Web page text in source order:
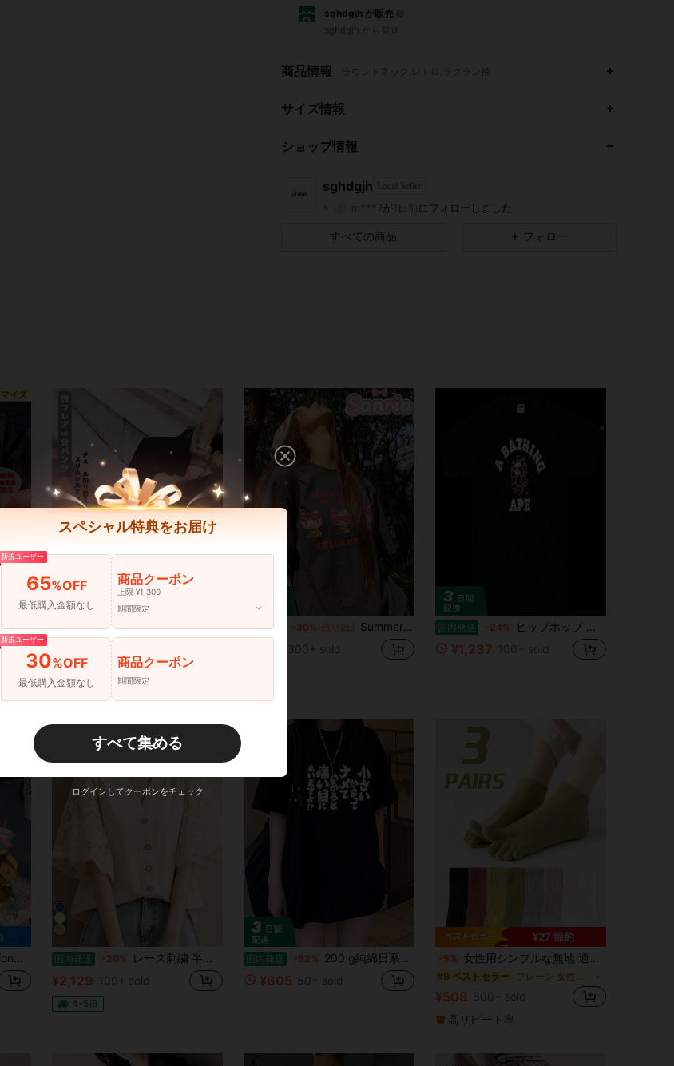
sghdgjh が販売
sghdgjh から発送
商品情報 ラウンドネック,レトロ,ラグラン袖
サイズ情報
ショップ情報
sghdgjh Local Seller
m***7
4.82 200 商品 2フォロワー
すべての商品 フォロー
日ギフト、誕生日ギフト 国内発送 -32% レディース スーツ風 フレアパンツ 9分丈 10分丈 チュールトリム 2026新作 春夏秋 綺麗め 軽量 柔らか 通気性抜群 ストレッチ スリムフィット 楽ちん 美脚効果 細見え 通勤 オフィス 普段使い 国内発送 -30% 残り2日 Summer Japanese-style cute girl look, Sanrio Hello Kitty simple pattern print, pure cotton sweet-style T-shirt
300+ sold
国内発送 -24% ヒップホップ 桜柄プリント 半袖 サメ猿人Tシャツ、クルーネック カートゥーン柄 純綿トップス、ユニセックス ティーンエイジャースタイル (978)
¥1,237 100+ sold
プス、春に最適 国内発送 -20% レース刺繍 半袖ブラウス レディース Vネック 前開きボタン 夏 大人かわいい トップス 着痩せ 親肌素材 オフィスカジュアル デイリー デート
¥2,129 100+ sold
4-5日
国内発送 -62% 200 g純綿日系婦人服春夏カジュアル百合重綿半袖Tシャツ
¥605 50+ sold
¥27 節約
-5% 女性用シンプルな無地 通気性ソックス 3足セット、吸汗速乾、抗菌防臭、アスレチックスプリットトウショートソックス、春夏オールシーズン使える
#9 ベストセラー
¥508 600+ sold
高リピート率
スペシャル特典をお届け
新規ユーザー
65%OFF
最低購入金額なし
商品クーポン
上限 ¥1,300
期間限定
新規ユーザー
30%OFF
最低購入金額なし
商品クーポン
期間限定
すべて集める
ログインしてクーポンをチェック